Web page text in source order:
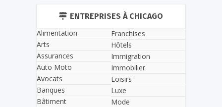
ENTREPRISES À CHICAGO
Alimentation
Arts
Assurances
Auto Moto
Avocats
Banques
Bâtiment
Franchises
Hôtels
Immigration
Immobilier
Loisirs
Luxe
Mode